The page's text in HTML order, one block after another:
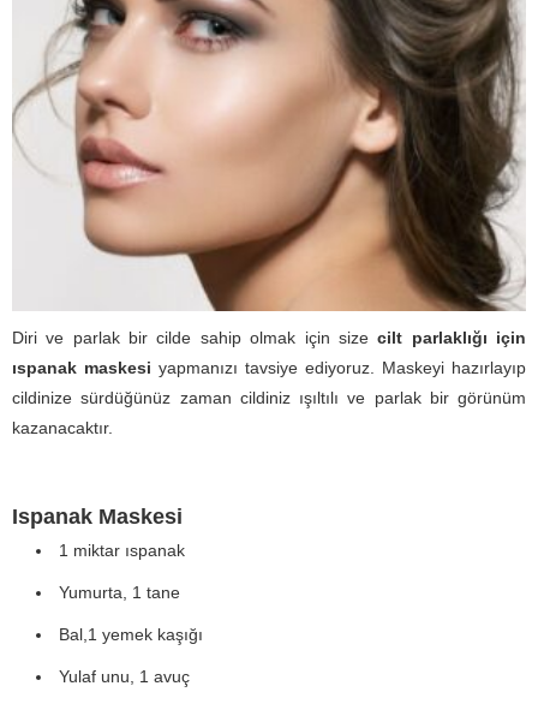
Diri ve parlak bir cilde sahip olmak için sizecilt parlaklığı için
ıspanak maskesi yapmanızı tavsiye ediyoruz. Maskeyi hazırlayıp
cildinize sürdüğünüz zaman cildiniz ışıltılı ve parlak bir görünüm
kazanacaktır.
Ispanak Maskesi
1 miktar ıspanak
Yumurta, 1 tane
Bal,1 yemek kaşığı
Yulaf unu, 1 avuç